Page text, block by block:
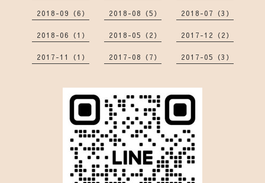
2018-09（6） 2018-08（5） 2018-07（3）
2018-06（1） 2018-05（2） 2017-12（2）
2017-11（1） 2017-08（7） 2017-05（3）